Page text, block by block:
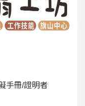
手冊/證明者